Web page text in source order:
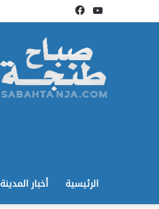
فيسبوكيوتيوب
الرئيسية أخبار المدينة